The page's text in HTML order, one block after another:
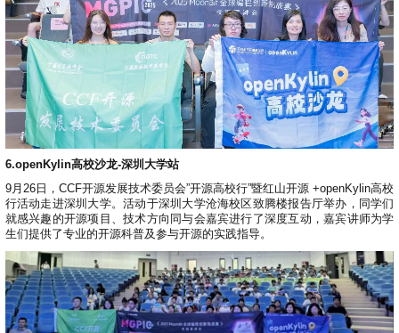
6.openKylin高校沙龙-深圳大学站
9月26日，CCF开源发展技术委员会”开源高校行”暨红山开源 +openKylin高校
行活动走进深圳大学。活动于深圳大学沧海校区致腾楼报告厅举办，同学们
就感兴趣的开源项目、技术方向同与会嘉宾进行了深度互动，嘉宾讲师为学
生们提供了专业的开源科普及参与开源的实践指导。